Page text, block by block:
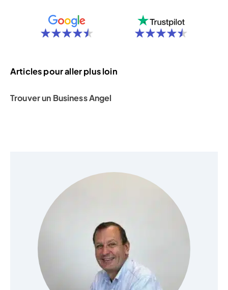
Articles pour aller plus loin
Trouver un Business Angel